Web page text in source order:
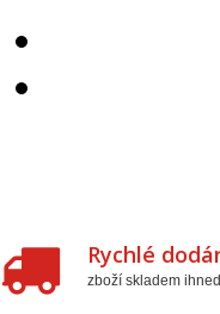
Rychlé
zboží skladem